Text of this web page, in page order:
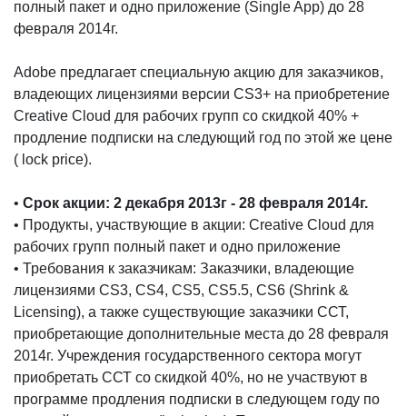
полный пакет и одно приложение (Single App) до 28
февраля 2014г.
Adobe предлагает специальную акцию для заказчиков,
владеющих лицензиями версии СS3+ на приобретение
Creative Cloud для рабочих групп со скидкой 40% +
продление подписки на следующий год по этой же цене
( lock price).
• Срок акции: 2 декабря 2013г - 28 февраля 2014г.
• Продукты, участвующие в акции: Creative Cloud для
рабочих групп полный пакет и одно приложение
• Требования к заказчикам: Заказчики, владеющие
лицензиями CS3, CS4, CS5, CS5.5, CS6 (Shrink &
Licensing), а также существующие заказчики ССТ,
приобретающие дополнительные места до 28 февраля
2014г. Учреждения государственного сектора могут
приобретать ССТ со скидкой 40%, но не участвуют в
программе продления подписки в следующем году по